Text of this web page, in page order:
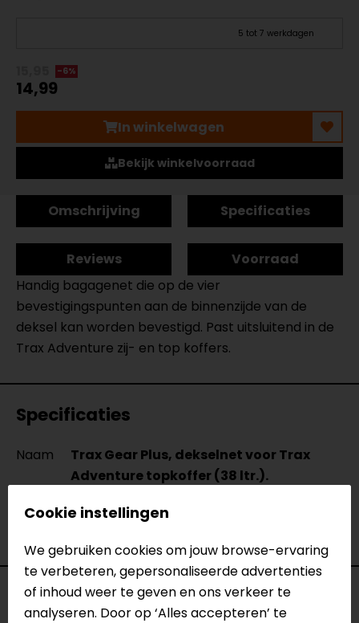
5 tot 7 werkdagen
-6%
14,99
In winkelwagen
Bekijk winkelvoorraad
Omschrijving Specificaties
Reviews
Voorraad
Handig bagagenet die op de vier
bevestigingspunten aan de binnenzijde van de
deksel kan worden bevestigd. Past uitsluitend in de
Trax Adventure zij- en top koffers.
Specificaties
Naam
Trax Gear Plus, dekselnet voor Trax
Adventure topkoffer (38 ltr.).
Merk
SW-Motech
Voorraad
Cookie instellingen
We gebruiken cookies om jouw browse-ervaring
te verbeteren, gepersonaliseerde advertenties
of inhoud weer te geven en ons verkeer te
analyseren. Door op ‘Alles accepteren’ te